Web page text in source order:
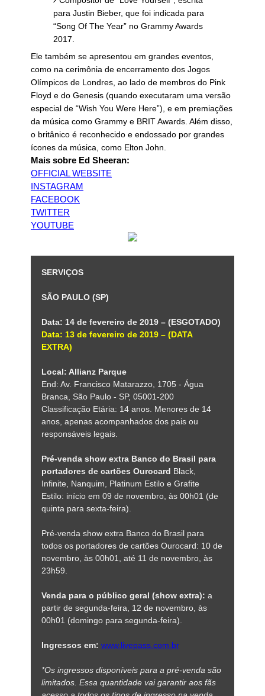
para Justin Bieber, que foi indicada para
“Song Of The Year” no Grammy Awards
2017.
Ele também se apresentou em grandes eventos,
como na cerimônia de encerramento dos Jogos
Olímpicos de Londres, ao lado de membros do Pink
Floyd e do Genesis (quando executaram uma versão
especial de “Wish You Were Here”), e em premiações
da música como Grammy e BRIT Awards. Além disso,
o britânico é reconhecido e endossado por grandes
ícones da música, como Elton John.
Mais sobre Ed Sheeran:
OFFICIAL WEBSITE
INSTAGRAM
FACEBOOK
TWITTER
YOUTUBE
SERVIÇOS
SÃO PAULO (SP)
Data: 14 de fevereiro de 2019 – (ESGOTADO)
Data: 13 de fevereiro de 2019 – (DATA
EXTRA)
Local: Allianz Parque
End: Av. Francisco Matarazzo, 1705 - Água
Branca, São Paulo - SP, 05001-200
Classificação Etária: 14 anos. Menores de 14
anos, apenas acompanhados dos pais ou
responsáveis legais.
Pré-venda show extra Banco do Brasil para
portadores de cartões Ourocard Black,
Infinite, Nanquim, Platinum Estilo e Grafite
Estilo: início em 09 de novembro, às 00h01 (de
quinta para sexta-feira).
Pré-venda show extra Banco do Brasil para
todos os portadores de cartões Ourocard: 10 de
novembro, às 00h01, até 11 de novembro, às
23h59.
Venda para o público geral (show extra): a
partir de segunda-feira, 12 de novembro, às
00h01 (domingo para segunda-feira).
Ingressos em: www.livepass.com.br
*Os ingressos disponíveis para a pré-venda são
limitados. Essa quantidade vai garantir aos fãs